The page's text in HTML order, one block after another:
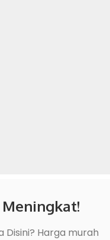
Disini? Harga murah